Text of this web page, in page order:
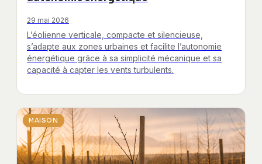
29 mai 2026
L’éolienne verticale, compacte et silencieuse,
s’adapte aux zones urbaines et facilite l’autonomie
énergétique grâce à sa simplicité mécanique et sa
capacité à capter les vents turbulents.
MAISON